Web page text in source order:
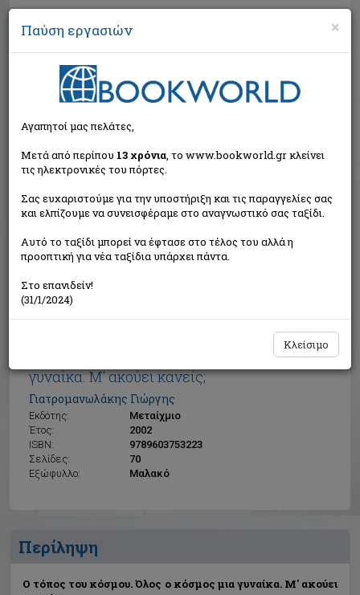
Αναζήτηση
Ο τόπος του κόσμου. Όλος ο κόσμος μια
γυναίκα. Μ' ακούει κανείς;
Γιατρομανωλάκης Γιώργης
Εκδότης:
Μεταίχμιο
Έτος:
2002
ISBN:
9789603753223
Σελίδες:
70
Εξώφυλλο:
Μαλακό
Εξαντλημένο από τον
εκδότη
Περίληψη
Ο τόπος του κόσμου. Όλος ο κόσμος μια γυναίκα. Μ' ακούει
×
Παύση εργασιών
Αγαπητοί μας πελάτες,
Μετά από περίπου 13 χρόνια, το www.bookworld.gr κλείνει
τις ηλεκτρονικές του πόρτες.
Σας ευχαριστούμε για την υποστήριξη και τις παραγγελίες σας
και ελπίζουμε να συνεισφέραμε στο αναγνωστικό σας ταξίδι.
Αυτό το ταξίδι μπορεί να έφτασε στο τέλος του αλλά η
προοπτική για νέα ταξίδια υπάρχει πάντα.
Στο επανιδείν!
(31/1/2024)
Κλείσιμο